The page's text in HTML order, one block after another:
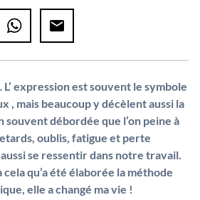
expression est souvent le symbole
, mais beaucoup y décèlent aussi la
souvent débordée que l’on peine à
oublis, fatigue et perte
se ressentir dans notre travail.
qu’a été élaborée la méthode
elle a changé ma vie !